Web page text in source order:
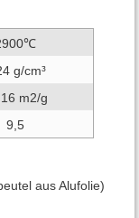
g/cm³
m2/g
9,5
aus Alufolie)